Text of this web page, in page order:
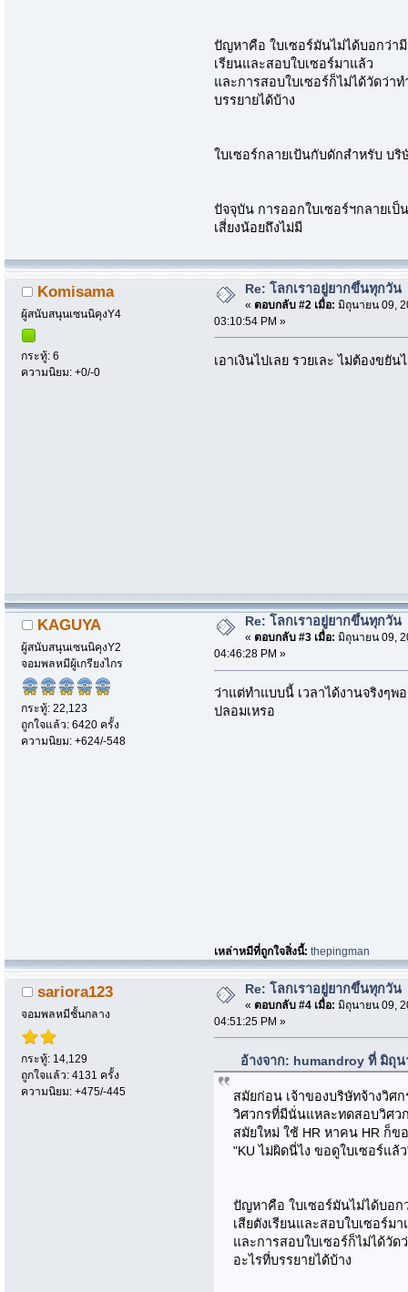
ปัญหาคือ ใบเซอร์มันไม่ได้บอกว่า
เรียนและสอบใบเซอร์มาแล้ว
และการสอบใบเซอร์ก็ไม่ได้วัดว่า
บรรยายได้บ้าง
ใบเซอร์กลายเป้นกับดักสำหรับ บริ
ปัจจุบัน การออกใบเซอร์ฯกลายเ
เสี่ยงน้อยถึงไม่มี
Komisama
ผู้สนับสนุนเซนนิคุงY4
กระทู้: 6
ความนิยม: +0/-0
Re: โลกเราอยู่ยากขึ้นทุกวัน
« ตอบกลับ #2 เมื่อ: มิถุนายน 09,
03:10:54 PM »
เอาเงินไปเลย รวยเละ ไม่ต้องขยั
KAGUYA
ผู้สนับสนุนเซนนิคุงY2
จอมพลหมีผู้เกรียงไกร
กระทู้: 22,123
ถูกใจแล้ว: 6420 ครั้ง
ความนิยม: +624/-548
Re: โลกเราอยู่ยากขึ้นทุกวัน
« ตอบกลับ #3 เมื่อ: มิถุนายน 09,
04:46:28 PM »
ว่าแต่ทำแบบนี้ เวลาได้งานจริงๆพ
ปลอมเหรอ
เหล่าหมีที่ถูกใจสิ่งนี้:thepingman
sariora123
จอมพลหมีชั้นกลาง
กระทู้: 14,129
ถูกใจแล้ว: 4131 ครั้ง
ความนิยม: +475/-445
Re: โลกเราอยู่ยากขึ้นทุกวัน
« ตอบกลับ #4 เมื่อ: มิถุนายน 09,
04:51:25 PM »
อ้างจาก: humandroy ที่ มิถุน
สมัยก่อน เจ้าของบริษัทจ้างวิศ
วิศวกรที่มีนั่นแหละทดสอบวิศว
สมัยใหม่ ใช้ HR หาคน HR ก็ข
"KU ไม่ผิดนี่ไง ขอดูใบเซอร์แล้
ปัญหาคือ ใบเซอร์มันไม่ได้บอ
เสียตังเรียนและสอบใบเซอร์มา
และการสอบใบเซอร์ก็ไม่ได้วัด
อะไรที่บรรยายได้บ้าง